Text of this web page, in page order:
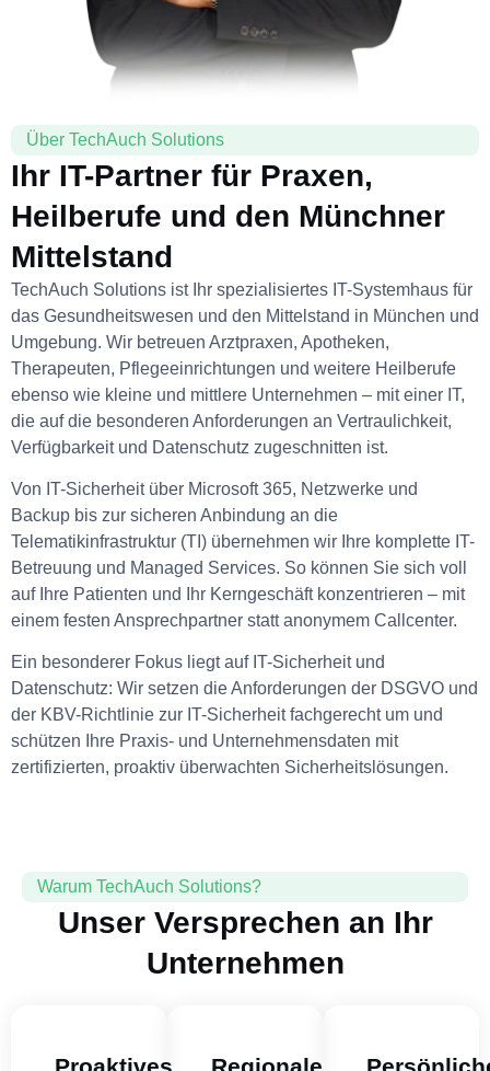
Über TechAuch Solutions
Ihr IT-Partner für Praxen,
Heilberufe und den Münchner
Mittelstand
TechAuch Solutions ist Ihr spezialisiertes IT-Systemhaus für
das Gesundheitswesen und den Mittelstand in München und
Umgebung. Wir betreuen Arztpraxen, Apotheken,
Therapeuten, Pflegeeinrichtungen und weitere Heilberufe
ebenso wie kleine und mittlere Unternehmen – mit einer IT,
die auf die besonderen Anforderungen an Vertraulichkeit,
Verfügbarkeit und Datenschutz zugeschnitten ist.
Von IT-Sicherheit über Microsoft 365, Netzwerke und
Backup bis zur sicheren Anbindung an die
Telematikinfrastruktur (TI) übernehmen wir Ihre komplette IT-
Betreuung und Managed Services. So können Sie sich voll
auf Ihre Patienten und Ihr Kerngeschäft konzentrieren – mit
einem festen Ansprechpartner statt anonymem Callcenter.
Ein besonderer Fokus liegt auf IT-Sicherheit und
Datenschutz: Wir setzen die Anforderungen der DSGVO und
der KBV-Richtlinie zur IT-Sicherheit fachgerecht um und
schützen Ihre Praxis- und Unternehmensdaten mit
zertifizierten, proaktiv überwachten Sicherheitslösungen.
Warum TechAuch Solutions?
Unser Versprechen an Ihr
Unternehmen
Proaktives Regionale